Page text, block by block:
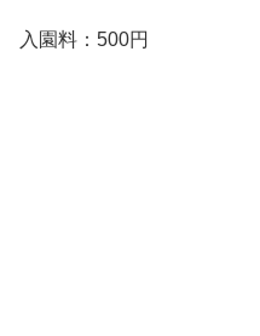
入園料：500円